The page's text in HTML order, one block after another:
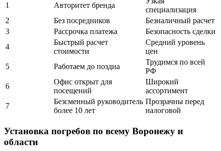
1
Авторитет бренда
специализация
2
Без посредников
Безналичный расчет
3
Рассрочка платежа
Безопасность сделки
4
Быстрый расчет
стоимости
Средний уровень
цен
5
Работаем до поздна
Трудимся по всей
РФ
6
Офис открыт для
посещений
Широкий
ассортимент
7
Безсменный руководитель
более 10 лет
Прозрачны перед
налоговой
Установка погребов по всему Воронежу и
области